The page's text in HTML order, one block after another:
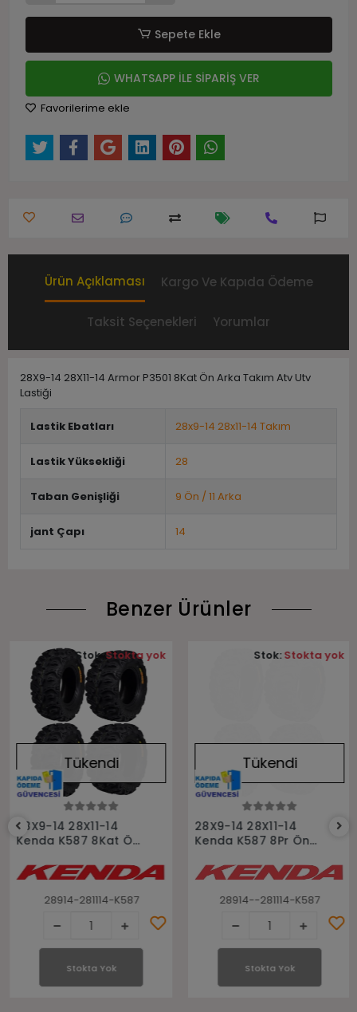
Sepete Ekle
WHATSAPP İLE SİPARİŞ VER
Favorilerime ekle
Ürün Açıklaması Kargo Ve Kapıda Ödeme
Taksit Seçenekleri Yorumlar
28X9-14 28X11-14 Armor P3501 8Kat Ön Arka Takım Atv Utv
Lastiği
Lastik Ebatları 28x9-14 28x11-14 Takım
Lastik Yüksekliği 28
Taban Genişliği 9 Ön / 11 Arka
jant Çapı 14
Benzer Ürünler
Stokta Yok
Tükendi
28X9-14 28X11-14
Kenda K587 8Kat Ön
Lastiği
28914-281114-K587
Stok:Stokta yok
Stokta Yok
Stokta Yok
Tükendi
28X9-14 28X11-14
Kenda K587 8Pr Ön
Lastiği
28914--281114-K587
Stok:Stokta yok
Stokta Yok